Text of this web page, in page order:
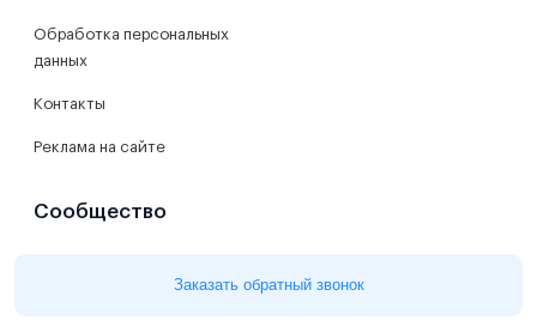
Заказать обратный звонок
Обработка персональных
данных
Контакты
Реклама на сайте
Сообщество